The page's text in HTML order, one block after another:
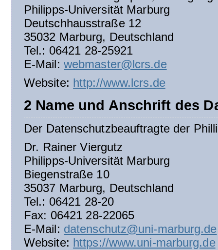
Philipps-Universität Marburg
Deutschhausstraße 12
35032 Marburg, Deutschland
Tel.: 06421 28-25921
E-Mail: webmaster@lcrs.de
Website: http://www.lcrs.de
2 Name und Anschrift des
Der Datenschutzbeauftragte der
Dr. Rainer Viergutz
Philipps-Universität Marburg
Biegenstraße 10
35037 Marburg, Deutschland
Tel.: 06421 28-20
Fax: 06421 28-22065
E-Mail: datenschutz@uni-marburg.de
Website: https://www.uni-marburg.de